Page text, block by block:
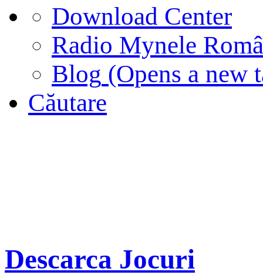
Download Center
Radio Mynele
Blog (Opens a new
Căutare
Descarca Jocuri